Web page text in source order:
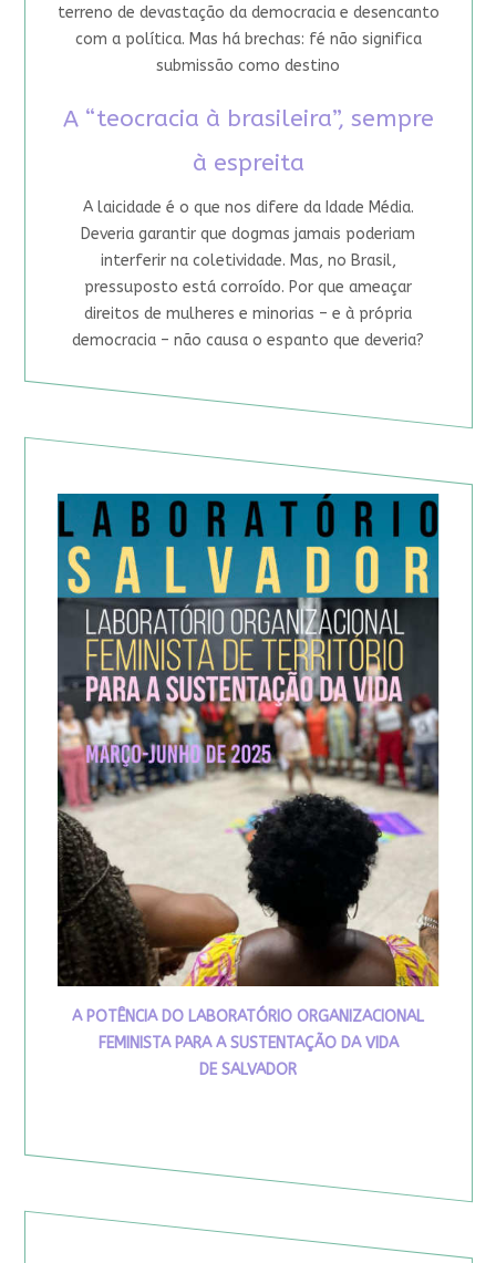
terreno de devastação da democracia e desencanto
com a política. Mas há brechas: fé não significa
submissão como destino
A “teocracia à brasileira”, sempre
à espreita
A laicidade é o que nos difere da Idade Média.
Deveria garantir que dogmas jamais poderiam
interferir na coletividade. Mas, no Brasil,
pressuposto está corroído. Por que ameaçar
direitos de mulheres e minorias – e à própria
democracia – não causa o espanto que deveria?
A POTÊNCIA DO LABORATÓRIO ORGANIZACIONAL
FEMINISTA PARA A SUSTENTAÇÃO DA VIDA
DE SALVADOR